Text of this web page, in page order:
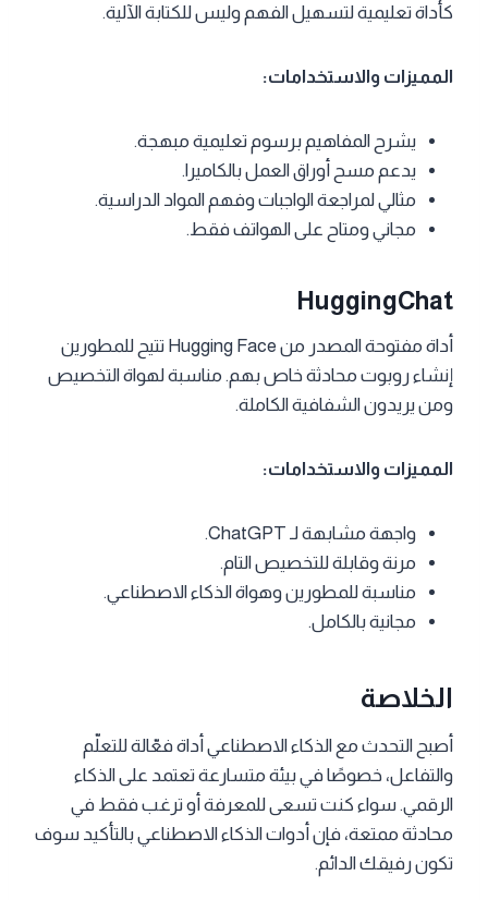
كأداة تعليمية لتسهيل الفهم وليس للكتابة الآلية.
المميزات والاستخدامات:
يشرح المفاهيم برسوم تعليمية مبهجة.
يدعم مسح أوراق العمل بالكاميرا.
مثالي لمراجعة الواجبات وفهم المواد الدراسية.
مجاني ومتاح على الهواتف فقط.
HuggingChat
أداة مفتوحة المصدر من Hugging Face تتيح للمطورين
إنشاء روبوت محادثة خاص بهم. مناسبة لهواة التخصيص
ومن يريدون الشفافية الكاملة.
المميزات والاستخدامات:
واجهة مشابهة لـ ChatGPT.
مرنة وقابلة للتخصيص التام.
مناسبة للمطورين وهواة الذكاء الاصطناعي.
مجانية بالكامل.
الخلاصة
أصبح التحدث مع الذكاء الاصطناعي أداة فعّالة للتعلّم
والتفاعل، خصوصًا في بيئة متسارعة تعتمد على الذكاء
الرقمي. سواء كنت تسعى للمعرفة أو ترغب فقط في
محادثة ممتعة، فإن أدوات الذكاء الاصطناعي بالتأكيد سوف
تكون رفيقك الدائم.